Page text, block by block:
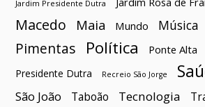
Jardim Presidente Dutra Jardim Rosa de
Macedo
Maia Mundo Música
Pimentas Política Ponte Alta
Presidente Dutra Recreio São Jorge
São João Taboão Tecnologia